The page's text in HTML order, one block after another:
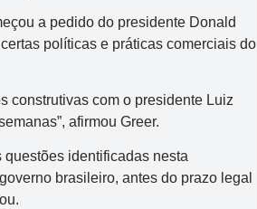
a pedido do presidente Donald
políticas e práticas comerciais do
construtivas com o presidente Luiz
afirmou Greer.
identificadas nesta
brasileiro, antes do prazo legal
21 24 31 43 54
08/2026
Sim